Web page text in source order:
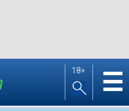
18+ ☰